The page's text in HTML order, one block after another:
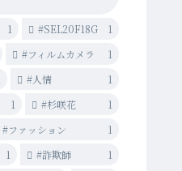
1 #SEL20F18G
1
#フィルムカメラ
1
#人情
1
1 #杉咲花
1
#ファッション
1
1 #詐欺師
1